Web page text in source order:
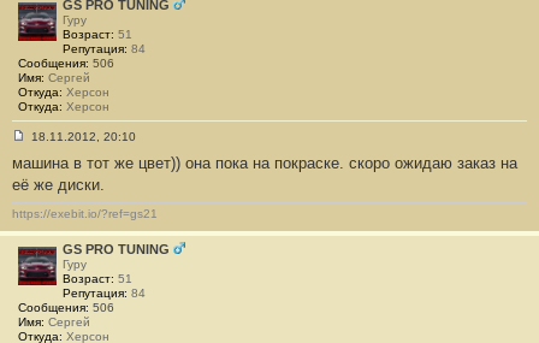
и
е
#
8
6
GS PRO TUNING
Гуру
Возраст: 51
Репутация: 84
Сообщения: 506
Имя: Сергей
Откуда: Херсон
Откуда: Херсон
о
б
щ
е
н
и
е
#
8
7
18.11.2012, 20:10
машина в тот же цвет)) она пока на покраске. скоро ожидаю заказ на
её же диски.
https://exebit.io/?ref=gs21
GS PRO TUNING
Гуру
Возраст: 51
Репутация: 84
Сообщения: 506
Имя: Сергей
Откуда: Херсон